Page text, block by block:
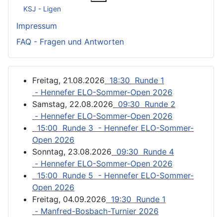
KSJ - Ligen
Impressum
FAQ - Fragen und Antworten
Freitag, 21.08.2026 18:30 Runde 1
- Hennefer ELO-Sommer-Open 2026
Samstag, 22.08.2026 09:30 Runde 2
- Hennefer ELO-Sommer-Open 2026
15:00 Runde 3 - Hennefer ELO-Sommer-
Open 2026
Sonntag, 23.08.2026 09:30 Runde 4
- Hennefer ELO-Sommer-Open 2026
15:00 Runde 5 - Hennefer ELO-Sommer-
Open 2026
Freitag, 04.09.2026 19:30 Runde 1
- Manfred-Bosbach-Turnier 2026